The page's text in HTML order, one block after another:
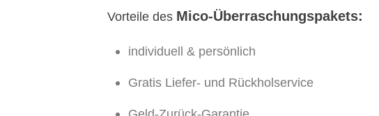
Vorteile des Mico-Überraschungspakets:
individuell & persönlich
Gratis Liefer- und Rückholservice